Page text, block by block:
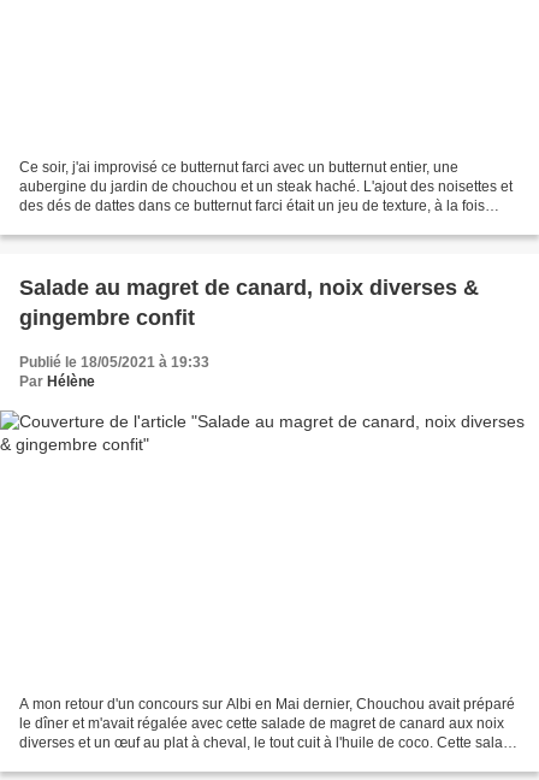
Ce soir, j'ai improvisé ce butternut farci avec un butternut entier, une
aubergine du jardin de chouchou et un steak haché. L'ajout des noisettes et
des dés de dattes dans ce butternut farci était un jeu de texture, à la fois
Salade au magret de canard, noix diverses &
gingembre confit
Publié le 18/05/2021 à 19:33
Par Hélène
A mon retour d'un concours sur Albi en Mai dernier, Chouchou avait préparé
le dîner et m'avait régalée avec cette salade de magret de canard aux noix
diverses et un œuf au plat à cheval, le tout cuit à l'huile de coco. Cette salade